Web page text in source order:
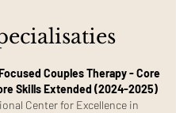
Couples Therapy - Core
Skills Extended (2024-2025)
Center for Excellence in